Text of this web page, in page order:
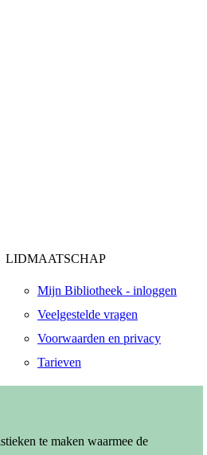
te maken waarmee de
LIDMAATSCHAP
Mijn Bibliotheek - inloggen
Veelgestelde vragen
Voorwaarden en privacy
Tarieven